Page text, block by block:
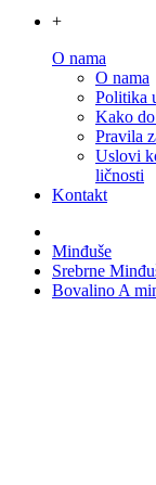
+
O nama
O nama
Politika
Kako do
Pravila
Uslovi
ličnosti
Kontakt
Minđuše
Srebrne
Bovalino A